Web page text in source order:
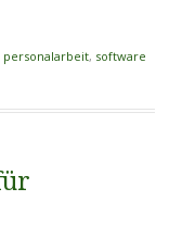
personalarbeit, software